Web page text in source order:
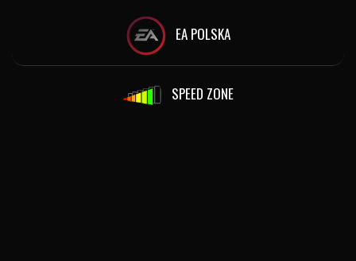
EA POLSKA
SPEED ZONE